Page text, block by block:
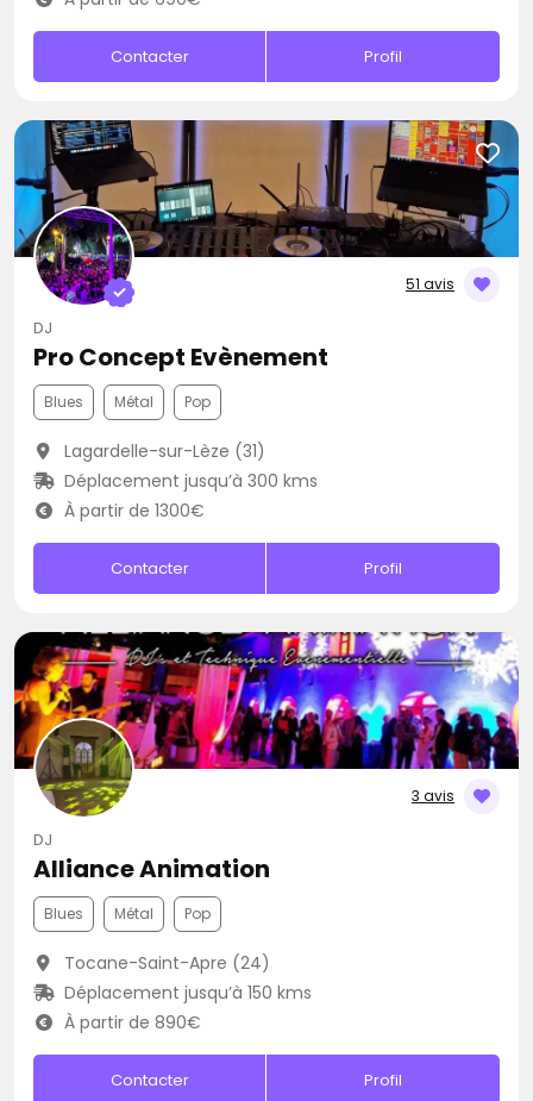
Contacter Profil
51 avis
DJ
Pro Concept Evènement
Blues Métal Pop
Lagardelle-sur-Lèze (31)
Déplacement jusqu’à 300 kms
À partir de 1300€
Contacter Profil
3 avis
DJ
Alliance Animation
Blues Métal Pop
Tocane-Saint-Apre (24)
Déplacement jusqu’à 150 kms
À partir de 890€
Contacter Profil